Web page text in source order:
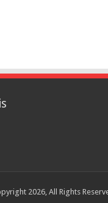
2026, All Rights